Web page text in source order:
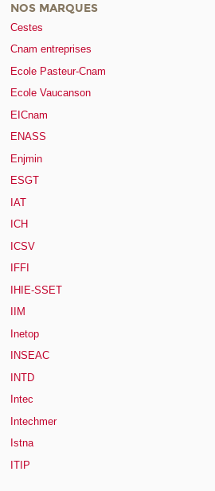
NOS MARQUES
Cestes
Cnam entreprises
Ecole Pasteur-Cnam
Ecole Vaucanson
EICnam
ENASS
Enjmin
ESGT
IAT
ICH
ICSV
IFFI
IHIE-SSET
IIM
Inetop
INSEAC
INTD
Intec
Intechmer
Istna
ITIP